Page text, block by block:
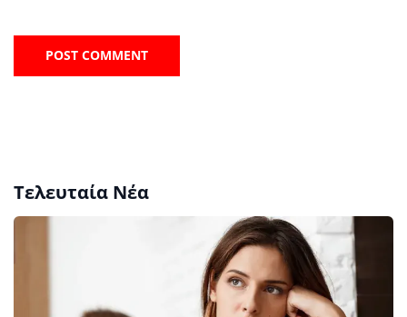
Τελευταία Νέα